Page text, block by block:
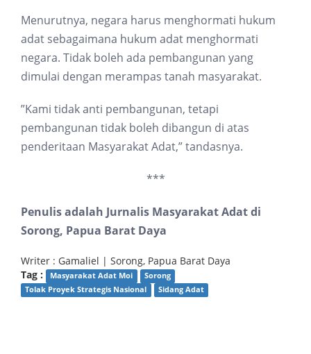
Menurutnya, negara harus menghormati hukum
adat sebagaimana hukum adat menghormati
negara. Tidak boleh ada pembangunan yang
dimulai dengan merampas tanah masyarakat.
”Kami tidak anti pembangunan, tetapi
pembangunan tidak boleh dibangun di atas
penderitaan Masyarakat Adat,” tandasnya.
***
Penulis adalah Jurnalis Masyarakat Adat di
Sorong, Papua Barat Daya
Writer : Gamaliel | Sorong, Papua Barat Daya
Tag :
Masyarakat Adat Moi
Sorong
Tolak Proyek Strategis Nasional
Sidang Adat